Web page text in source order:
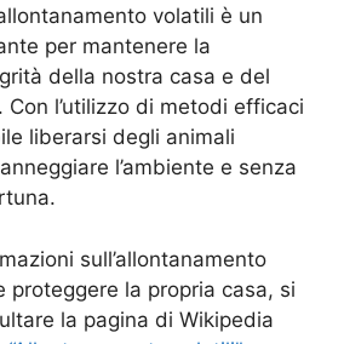
volatili è un
per mantenere la
della nostra casa e del
l’utilizzo di metodi efficaci
liberarsi degli animali
l’ambiente e senza
sull’allontanamento
proteggere la propria casa, si
la pagina di Wikipedia